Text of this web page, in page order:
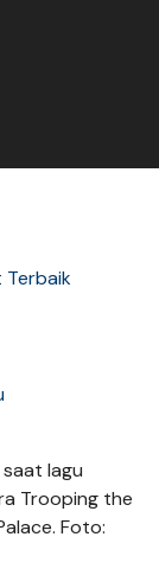
Terbaik
lagu
Trooping the
Foto: